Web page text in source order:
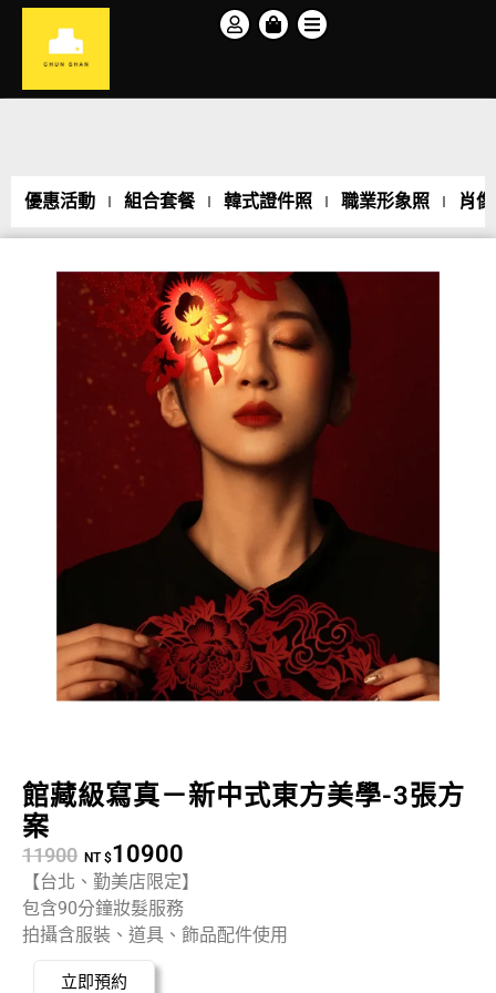
優惠活動 組合套餐 韓式證件照 職業形象照 肖
館藏級寫真－新中式東方美學-3張方
案
11900 NT $10900
【台北、勤美店限定】
包含90分鐘妝髮服務
拍攝含服裝、道具、飾品配件使用
立即預約